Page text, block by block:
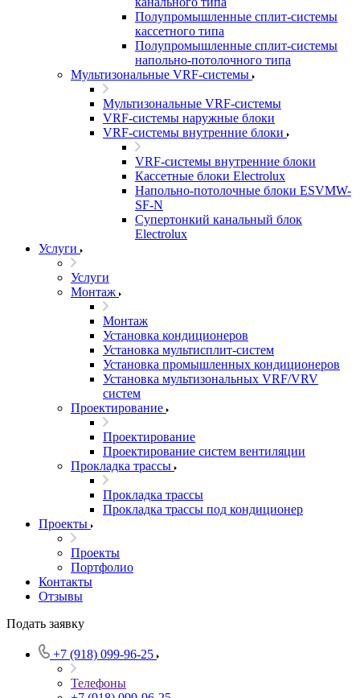
Полупромышленные сплит-системы
кассетного типа
Полупромышленные сплит-системы
напольно-потолочного типа
Мультизональные VRF-системы
Мультизональные VRF-системы
VRF-системы наружные блоки
VRF-системы внутренние блоки
VRF-системы внутренние блоки
Кассетные блоки Electrolux
Напольно-потолочные блоки ESVMW-
SF-N
Супертонкий канальный блок
Electrolux
Услуги
Услуги
Монтаж
Монтаж
Установка кондиционеров
Установка мультисплит-систем
Установка промышленных кондиционеров
Установка мультизональных VRF/VRV
систем
Проектирование
Проектирование
Проектирование систем вентиляции
Прокладка трассы
Прокладка трассы
Прокладка трассы под кондиционер
Проекты
Проекты
Портфолио
Контакты
Отзывы
Подать заявку
+7 (918) 099-96-25
Телефоны